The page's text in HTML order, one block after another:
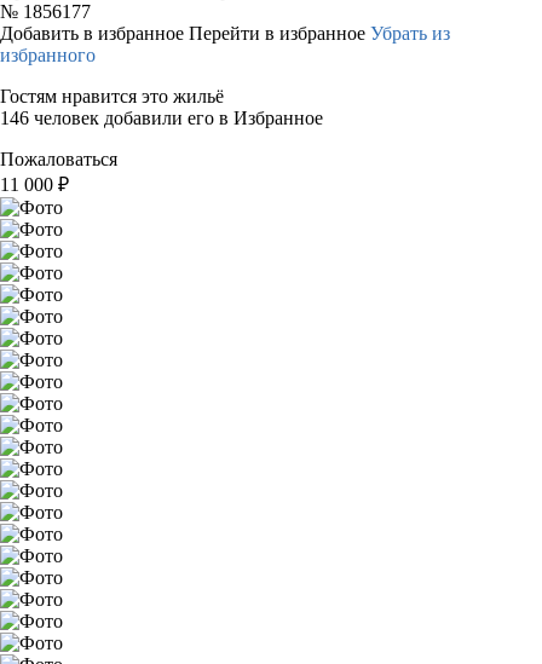
№ 1856177
Добавить в избранное Перейти в избранное Убрать из
избранного
Гостям нравится это жильё
146 человек добавили его в Избранное
Пожаловаться
11 000 ₽